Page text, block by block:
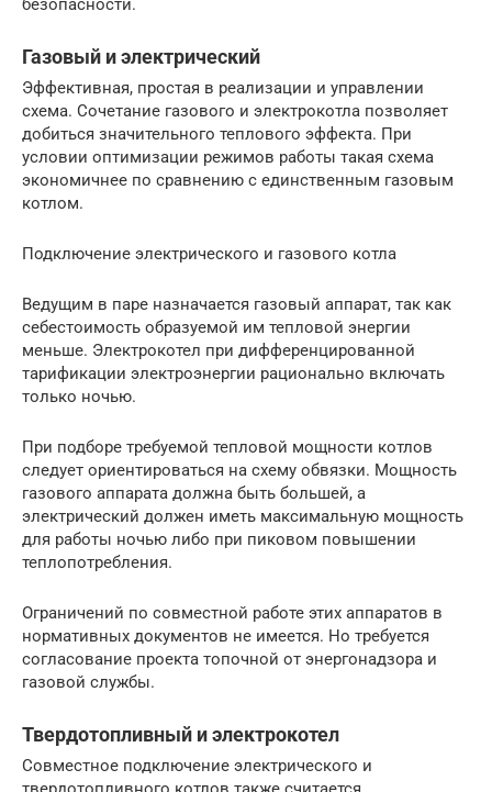
безопасности.
Газовый и электрический
Эффективная, простая в реализации и управлении
схема. Сочетание газового и электрокотла позволяет
добиться значительного теплового эффекта. При
условии оптимизации режимов работы такая схема
экономичнее по сравнению с единственным газовым
котлом.
Подключение электрического и газового котла
Ведущим в паре назначается газовый аппарат, так как
себестоимость образуемой им тепловой энергии
меньше. Электрокотел при дифференцированной
тарификации электроэнергии рационально включать
только ночью.
При подборе требуемой тепловой мощности котлов
следует ориентироваться на схему обвязки. Мощность
газового аппарата должна быть большей, а
электрический должен иметь максимальную мощность
для работы ночью либо при пиковом повышении
теплопотребления.
Ограничений по совместной работе этих аппаратов в
нормативных документов не имеется. Но требуется
согласование проекта топочной от энергонадзора и
газовой службы.
Твердотопливный и электрокотел
Совместное подключение электрического и